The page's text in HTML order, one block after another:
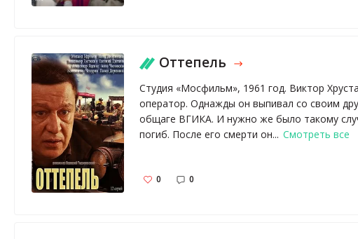
Оттепель
Студия «Мосфильм», 1961 год. Виктор
оператор. Однажды он выпивал со своим
общаге ВГИКА. И нужно же было такому
погиб. После его смерти он... Смотреть все
0 0